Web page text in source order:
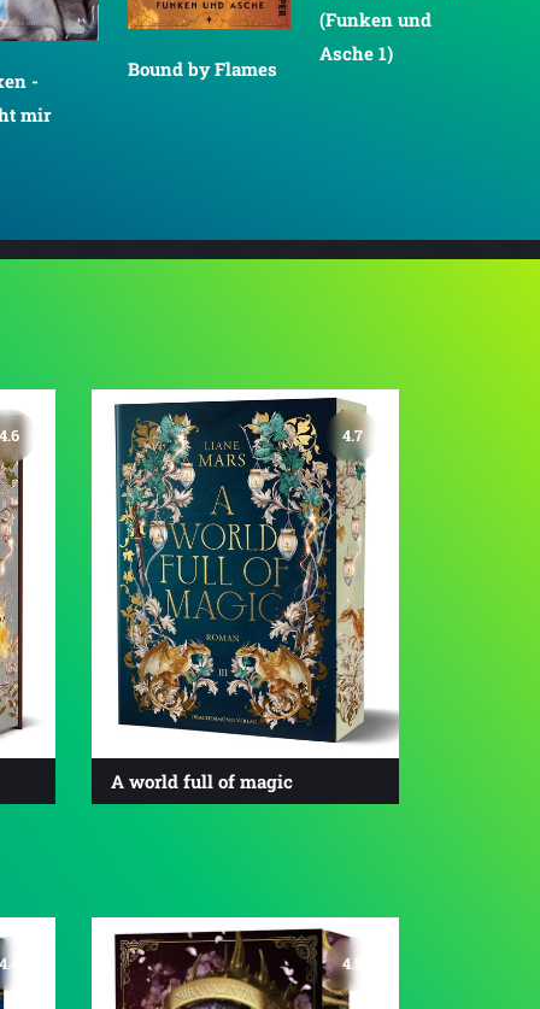
-
mir
Bound by Flames
(Funken und
Asche 1)
4.6 4.7
A world full of magic
4.4 4.5